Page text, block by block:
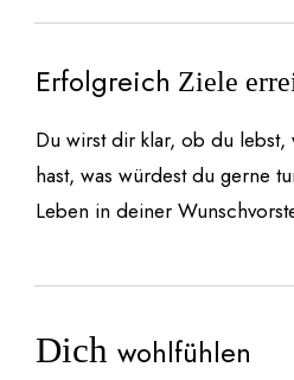
Erfolgreich Ziele
Du wirst dir klar, ob du lebst,
hast, was würdest du gerne
Leben in deiner
Dich wohlfühlen